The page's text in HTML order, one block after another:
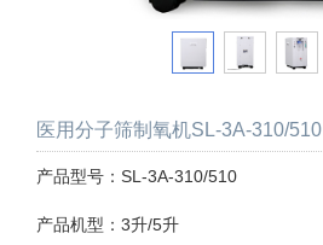
医用分子筛制氧机SL-3A-310/510
产品型号：SL-3A-310/510
产品机型：3升/5升